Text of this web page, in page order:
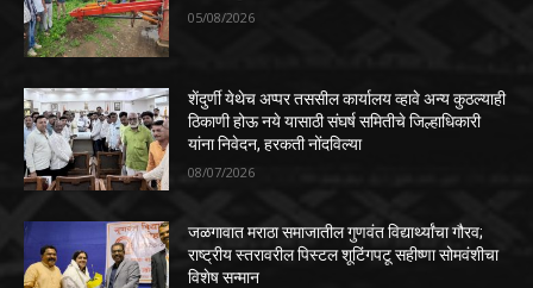
05/08/2026
शेंदुर्णी येथेच अप्पर तससील कार्यालय व्हावे अन्य कुठल्याही
ठिकाणी होऊ नये यासाठी संघर्ष समितीचे जिल्हाधिकारी
यांना निवेदन, हरकती नोंदविल्या
08/07/2026
जळगावात मराठा समाजातील गुणवंत विद्यार्थ्यांचा गौरव;
राष्ट्रीय स्तरावरील पिस्टल शूटिंगपटू सहीष्णा सोमवंशीचा
विशेष सन्मान